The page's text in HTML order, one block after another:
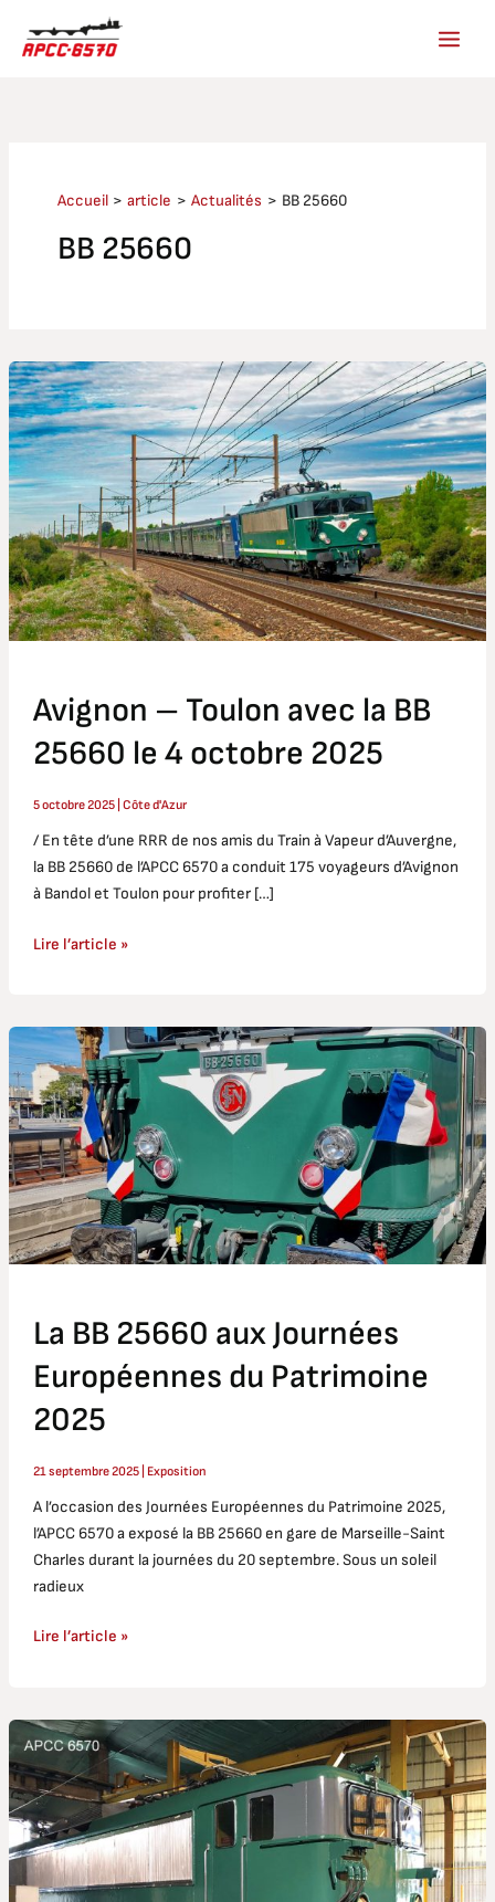
Accueil article Actualités BB 25660
BB 25660
Avignon – Toulon avec la BB
25660 le 4 octobre 2025
5 octobre 2025 Côte d'Azur
/ En tête d’une RRR de nos amis du Train à Vapeur d’Auvergne,
la BB 25660 de l’APCC 6570 a conduit 175 voyageurs d’Avignon
à Bandol et Toulon pour profiter […]
Avignon
–
Toulon
avec
la
BB
25660
le
4
octobre
2025
Lire l’article »
La BB 25660 aux Journées
Européennes du Patrimoine
2025
21 septembre 2025 | Exposition
A l’occasion des Journées Européennes du Patrimoine 2025,
l’APCC 6570 a exposé la BB 25660 en gare de Marseille-Saint
Charles durant la journées du 20 septembre. Sous un soleil
radieux
La
BB
25660
aux
Journées
Européennes
du
Patrimoine
2025
Lire l’article »
BB
25660
:
travaux
de
peinture
et